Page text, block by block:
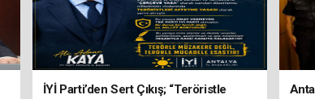
İYİ Parti’den Sert Çıkış; “Teröristle